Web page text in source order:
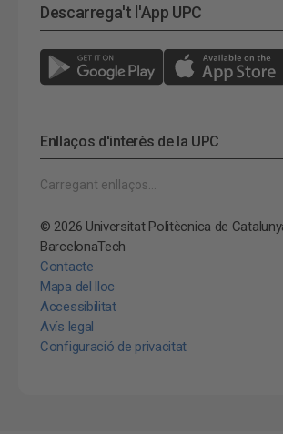
Descarrega't l'App UPC
(obre en una
Enllaços d'interès de la UPC
Carregant enllaços…
© 2026 Universitat Politècnica de
BarcelonaTech
Contacte
Mapa del lloc
Accessibilitat
Avís legal
Configuració de privacitat